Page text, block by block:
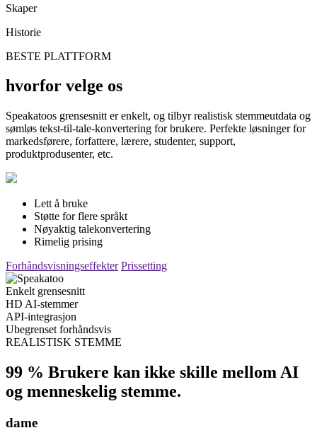
Skaper
Historie
BESTE PLATTFORM
hvorfor velge os
Speakatoos grensesnitt er enkelt, og tilbyr realistisk stemmeutdata og
sømløs tekst-til-tale-konvertering for brukere. Perfekte løsninger for
markedsførere, forfattere, lærere, studenter, support,
produktprodusenter, etc.
Lett å bruke
Støtte for flere språkt
Nøyaktig talekonvertering
Rimelig prising
Forhåndsvisningseffekter Prissetting
Enkelt grensesnitt
HD AI-stemmer
API-integrasjon
Ubegrenset forhåndsvis
REALISTISK STEMME
99 % Brukere kan ikke skille mellom AI
og menneskelig stemme.
dame